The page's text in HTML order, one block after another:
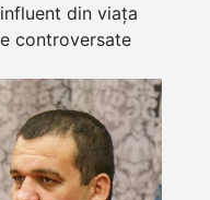
din viața
controversate